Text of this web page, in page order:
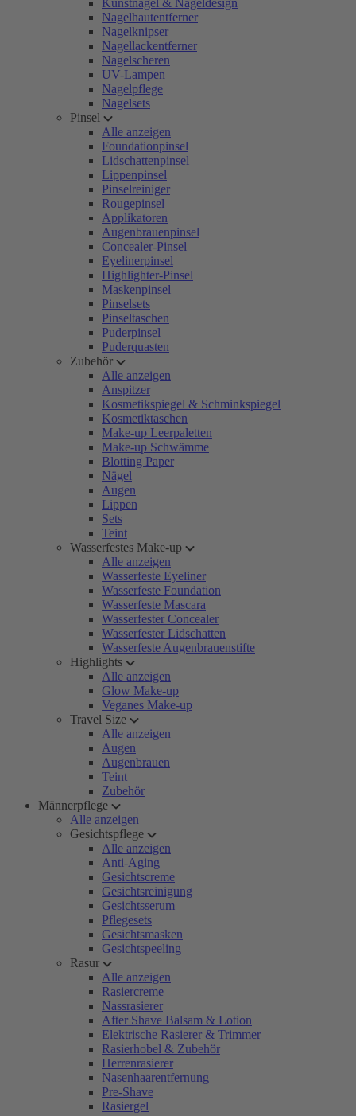
Kunstnägel & Nageldesign
Nagelhautentferner
Nagelknipser
Nagellackentferner
Nagelscheren
UV-Lampen
Nagelpflege
Nagelsets
Pinsel
Alle anzeigen
Foundationpinsel
Lidschattenpinsel
Lippenpinsel
Pinselreiniger
Rougepinsel
Applikatoren
Augenbrauenpinsel
Concealer-Pinsel
Eyelinerpinsel
Highlighter-Pinsel
Maskenpinsel
Pinselsets
Pinseltaschen
Puderpinsel
Puderquasten
Zubehör
Alle anzeigen
Anspitzer
Kosmetikspiegel & Schminkspiegel
Kosmetiktaschen
Make-up Leerpaletten
Make-up Schwämme
Blotting Paper
Nägel
Augen
Lippen
Sets
Teint
Wasserfestes Make-up
Alle anzeigen
Wasserfeste Eyeliner
Wasserfeste Foundation
Wasserfeste Mascara
Wasserfester Concealer
Wasserfester Lidschatten
Wasserfeste Augenbrauenstifte
Highlights
Alle anzeigen
Glow Make-up
Veganes Make-up
Travel Size
Alle anzeigen
Augen
Augenbrauen
Teint
Zubehör
Männerpflege
Alle anzeigen
Gesichtspflege
Alle anzeigen
Anti-Aging
Gesichtscreme
Gesichtsreinigung
Gesichtsserum
Pflegesets
Gesichtsmasken
Gesichtspeeling
Rasur
Alle anzeigen
Rasiercreme
Nassrasierer
After Shave Balsam & Lotion
Elektrische Rasierer & Trimmer
Rasierhobel & Zubehör
Herrenrasierer
Nasenhaarentfernung
Pre-Shave
Rasiergel